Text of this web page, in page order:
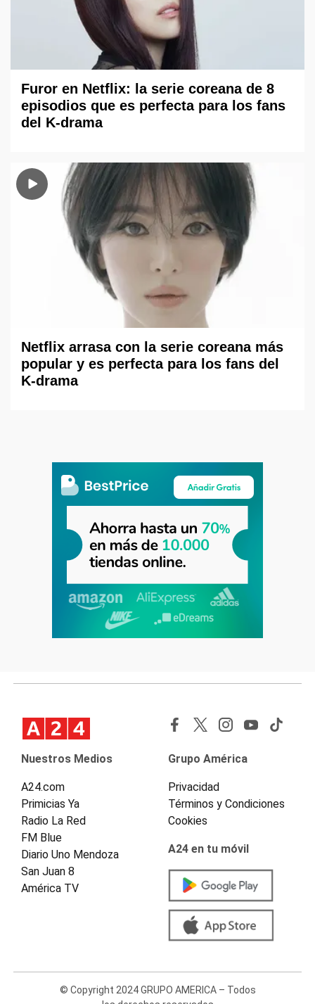
Furor en Netflix: la serie coreana de 8
episodios que es perfecta para los fans
del K-drama
Netflix arrasa con la serie coreana más
popular y es perfecta para los fans del
K-drama
Nuestros Medios
A24.com
Primicias Ya
Radio La Red
FM Blue
Diario Uno Mendoza
San Juan 8
América TV
Grupo América
Privacidad
Términos y Condiciones
Cookies
A24 en tu móvil
© Copyright 2024 GRUPO AMERICA – Todos